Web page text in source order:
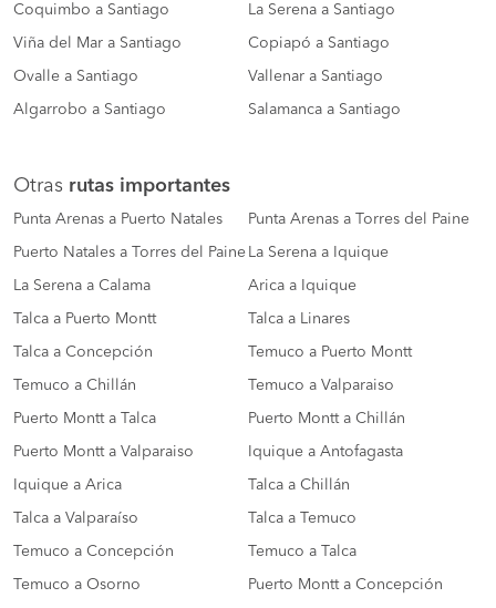
Coquimbo a Santiago La Serena a Santiago
Viña del Mar a Santiago Copiapó a Santiago
Ovalle a Santiago Vallenar a Santiago
Algarrobo a Santiago Salamanca a Santiago
Otras rutas importantes
Punta Arenas a Puerto Natales Punta Arenas a Torres del Paine
Puerto Natales a Torres del Paine La Serena a Iquique
La Serena a Calama Arica a Iquique
Talca a Puerto Montt Talca a Linares
Talca a Concepción Temuco a Puerto Montt
Temuco a Chillán Temuco a Valparaiso
Puerto Montt a Talca Puerto Montt a Chillán
Puerto Montt a Valparaiso Iquique a Antofagasta
Iquique a Arica Talca a Chillán
Talca a Valparaíso Talca a Temuco
Temuco a Concepción Temuco a Talca
Temuco a Osorno Puerto Montt a Concepción